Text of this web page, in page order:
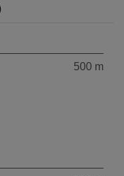
500 m